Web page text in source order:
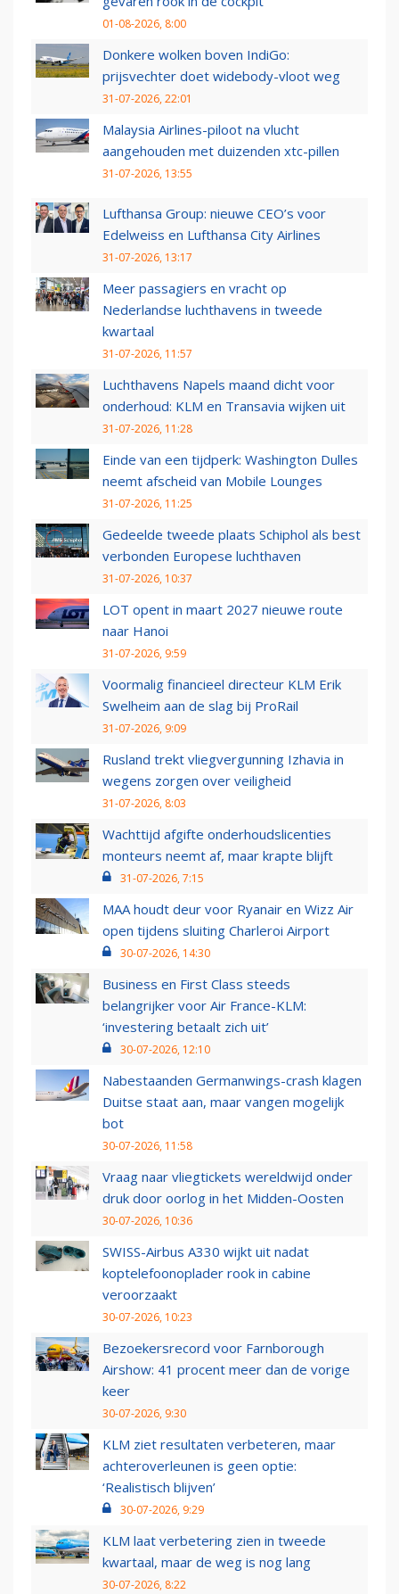
01-08-2026, 8:00
Donkere wolken boven IndiGo:
prijsvechter doet widebody-vloot weg
31-07-2026, 22:01
Malaysia Airlines-piloot na vlucht
aangehouden met duizenden xtc-pillen
31-07-2026, 13:55
Lufthansa Group: nieuwe CEO’s voor
Edelweiss en Lufthansa City Airlines
31-07-2026, 13:17
Meer passagiers en vracht op
Nederlandse luchthavens in tweede
kwartaal
31-07-2026, 11:57
Luchthavens Napels maand dicht voor
onderhoud: KLM en Transavia wijken uit
31-07-2026, 11:28
Einde van een tijdperk: Washington Dulles
neemt afscheid van Mobile Lounges
31-07-2026, 11:25
Gedeelde tweede plaats Schiphol als best
verbonden Europese luchthaven
31-07-2026, 10:37
LOT opent in maart 2027 nieuwe route
naar Hanoi
31-07-2026, 9:59
Voormalig financieel directeur KLM Erik
Swelheim aan de slag bij ProRail
31-07-2026, 9:09
Rusland trekt vliegvergunning Izhavia in
wegens zorgen over veiligheid
31-07-2026, 8:03
Wachttijd afgifte onderhoudslicenties
monteurs neemt af, maar krapte blijft
31-07-2026, 7:15
MAA houdt deur voor Ryanair en Wizz Air
open tijdens sluiting Charleroi Airport
30-07-2026, 14:30
Business en First Class steeds
belangrijker voor Air France-KLM:
‘investering betaalt zich uit’
30-07-2026, 12:10
Nabestaanden Germanwings-crash klagen
Duitse staat aan, maar vangen mogelijk
bot
30-07-2026, 11:58
Vraag naar vliegtickets wereldwijd onder
druk door oorlog in het Midden-Oosten
30-07-2026, 10:36
SWISS-Airbus A330 wijkt uit nadat
koptelefoonoplader rook in cabine
veroorzaakt
30-07-2026, 10:23
Bezoekersrecord voor Farnborough
Airshow: 41 procent meer dan de vorige
keer
30-07-2026, 9:30
KLM ziet resultaten verbeteren, maar
achteroverleunen is geen optie:
‘Realistisch blijven’
30-07-2026, 9:29
KLM laat verbetering zien in tweede
kwartaal, maar de weg is nog lang
30-07-2026, 8:22